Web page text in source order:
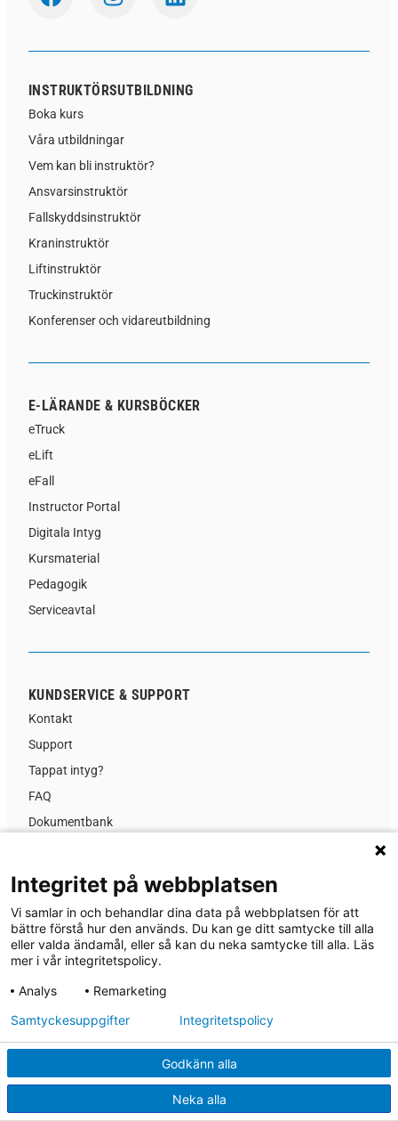
INSTRUKTÖRSUTBILDNING
Boka kurs
Våra utbildningar
Vem kan bli instruktör?
Ansvarsinstruktör
Fallskyddsinstruktör
Kraninstruktör
Liftinstruktör
Truckinstruktör
Konferenser och vidareutbildning
E-LÄRANDE & KURSBÖCKER
eTruck
eLift
eFall
Instructor Portal
Digitala Intyg
Kursmaterial
Pedagogik
Serviceavtal
KUNDSERVICE & SUPPORT
Kontakt
Support
Tappat intyg?
FAQ
Dokumentbank
GDPR
Nyheter
Om MA-system Utbildning
® 2026 MA-system Utbildning
Dataskyddspolicy
Upphovsrätt
Integritet på webbplatsen
Vi samlar in och behandlar dina data på webbplatsen för att
bättre förstå hur den används. Du kan ge ditt samtycke till alla
eller valda ändamål, eller så kan du neka samtycke till alla. Läs
mer i vår integritetspolicy.
Analys
Remarketing
Godkänn alla
Neka alla
Samtyckesuppgifter Integritetspolicy